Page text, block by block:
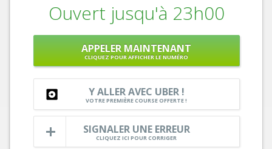
Ouvert jusqu'à 23h00
APPELER MAINTENANT
CLIQUEZ POUR AFFICHER LE NUMÉRO
Y ALLER AVEC UBER !
VOTRE PREMIÈRE COURSE OFFERTE !
SIGNALER UNE ERREUR
CLIQUEZ ICI POUR CORRIGER